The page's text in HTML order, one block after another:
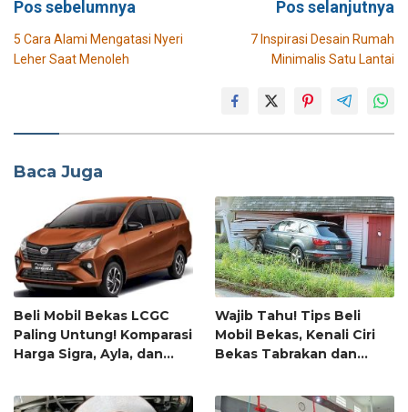
pos
Pos sebelumnya
5 Cara Alami Mengatasi Nyeri
Leher Saat Menoleh
Pos selanjutnya
7 Inspirasi Desain Rumah
Minimalis Satu Lantai
Baca Juga
Beli Mobil Bekas LCGC
Paling Untung! Komparasi
Harga Sigra, Ayla, dan
Wajib Tahu! Tips Beli
Mobil Bekas, Kenali Ciri
Bekas Tabrakan dan